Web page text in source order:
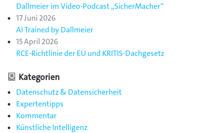
Dallmeier im Video-Podcast „SicherMacher“
17 Juni 2026
AI Trained by Dallmeier
15 April 2026
RCE-Richtlinie der EU und KRITIS-Dachgesetz
Kategorien
Datenschutz & Datensicherheit
Expertentipps
Kommentar
Künstliche Intelligenz